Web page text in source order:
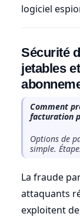
logiciel
Sécurité
jetables
Comment
facturation
Options de
simple.
La fraude
attaquants
exploitent